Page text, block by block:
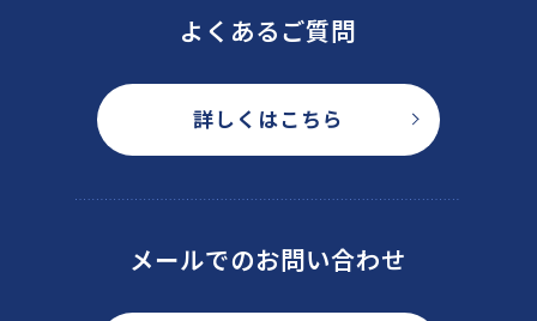
よくあるご質問
詳しくはこちら
メールでのお問い合わせ